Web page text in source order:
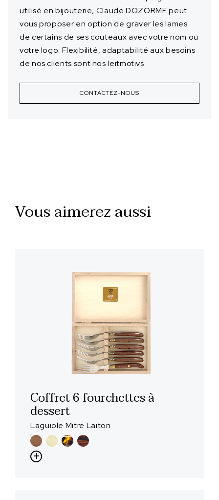
utilisé en bijouterie, Claude DOZORME peut
vous proposer en option de graver les lames
de certains de ses couteaux avec votre nom ou
votre logo. Flexibilité, adaptabilité aux besoins
de nos clients sont nos leitmotivs.
CONTACTEZ-NOUS
Vous aimerez aussi
Coffret 6 fourchettes à
dessert
Laguiole Mitre Laiton